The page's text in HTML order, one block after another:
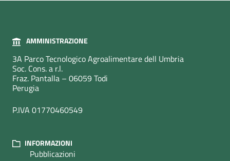
AMMINISTRAZIONE
3A Parco Tecnologico Agroalimentare dell Umbria
Soc. Cons. a r.l.
Fraz. Pantalla – 06059 Todi
Perugia
P.IVA 01770460549
INFORMAZIONI
Pubblicazioni